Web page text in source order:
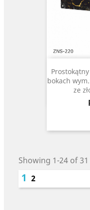
bokach
ze
Showing 1-24 of
1 2